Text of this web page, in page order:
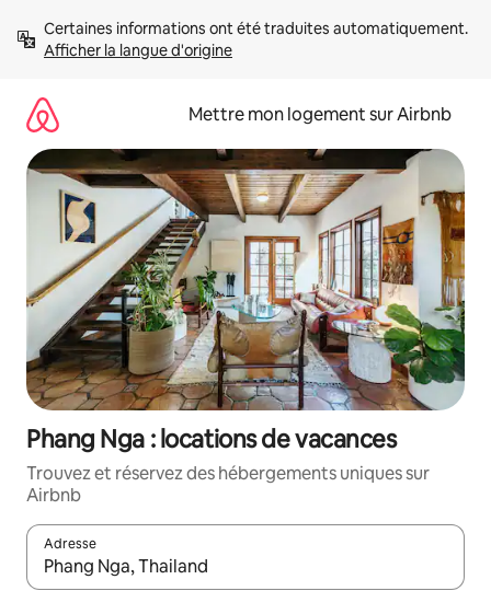
directement
Afficher la langue d'origine
Mettre mon logement sur Airbnb
Phang Nga : locations de vacances
Trouvez et réservez des hébergements uniques sur
Airbnb
Adresse
Lorsque les résultats s'affichent, utilisez les flèches vers le